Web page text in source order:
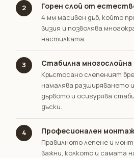
2 Горен слой от
4 мм масивен дъб, който
визия и позволява
настилката.
3 Стабилна многослойна
Кръстосано слепеният
намалява разширяването
дървото и осигурява
дъски.
4 Професионален монтаж
Правилното лепене и
важни, колкото и самата